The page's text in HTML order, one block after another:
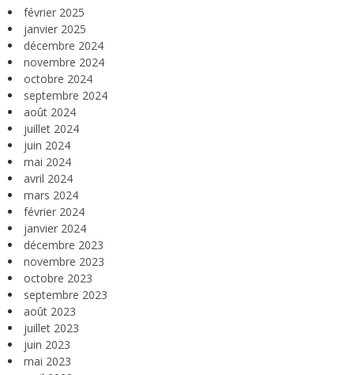
février 2025
janvier 2025
décembre 2024
novembre 2024
octobre 2024
septembre 2024
août 2024
juillet 2024
juin 2024
mai 2024
avril 2024
mars 2024
février 2024
janvier 2024
décembre 2023
novembre 2023
octobre 2023
septembre 2023
août 2023
juillet 2023
juin 2023
mai 2023